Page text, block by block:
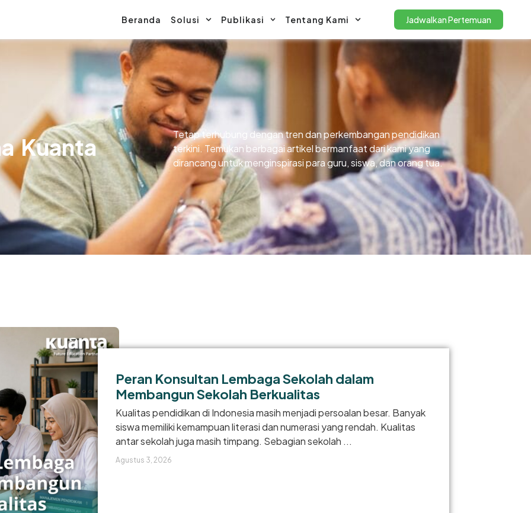
Beranda Solusi Publikasi Tentang Kami Jadwalkan Pertemuan
Kuanta
Tetap terhubung dengan tren dan perkembangan pendidikan
terkini. Temukan berbagai artikel bermanfaat dari kami yang
dirancang untuk menginspirasi para guru, siswa, dan orang tua.
Peran Konsultan Lembaga Sekolah dalam
Membangun Sekolah Berkualitas
Kualitas pendidikan di Indonesia masih menjadi persoalan besar. Banyak
siswa memiliki kemampuan literasi dan numerasi yang rendah. Kualitas
antar sekolah juga masih timpang. Sebagian sekolah ...
Agustus 3, 2026